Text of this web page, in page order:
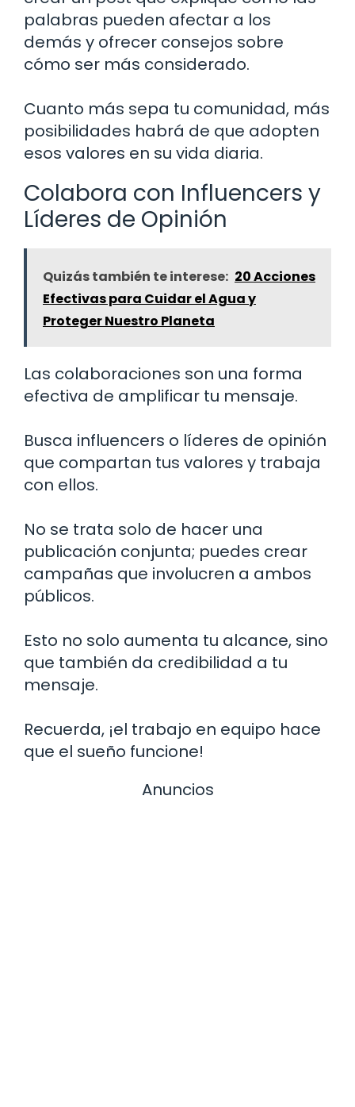
palabras pueden afectar a los
demás y ofrecer consejos sobre
cómo ser más considerado.
Cuanto más sepa tu comunidad, más
posibilidades habrá de que adopten
esos valores en su vida diaria.
Colabora con Influencers y
Líderes de Opinión
Quizás también te interese: 20 Acciones
Efectivas para Cuidar el Agua y
Proteger Nuestro Planeta
Las colaboraciones son una forma
efectiva de amplificar tu mensaje.
Busca influencers o líderes de opinión
que compartan tus valores y trabaja
con ellos.
No se trata solo de hacer una
publicación conjunta; puedes crear
campañas que involucren a ambos
públicos.
Esto no solo aumenta tu alcance, sino
que también da credibilidad a tu
mensaje.
Recuerda, ¡el trabajo en equipo hace
que el sueño funcione!
Anuncios